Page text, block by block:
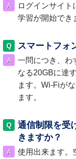
ログインサイト
学習が開始でき
スマートフォ
一問につき、わ
なる20GBに達
ます。Wi-Fiが
ます。
通信制限を受
きますか？
使用出来ます。